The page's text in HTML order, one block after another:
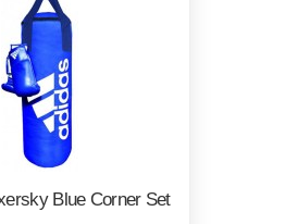
Blue Corner Set